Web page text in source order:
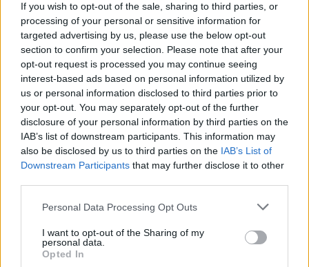
If you wish to opt-out of the sale, sharing to third parties, or
processing of your personal or sensitive information for
targeted advertising by us, please use the below opt-out
section to confirm your selection. Please note that after your
opt-out request is processed you may continue seeing
interest-based ads based on personal information utilized by
us or personal information disclosed to third parties prior to
your opt-out. You may separately opt-out of the further
disclosure of your personal information by third parties on the
IAB’s list of downstream participants. This information may
also be disclosed by us to third parties on the IAB’s List of
Downstream Participants that may further disclose it to other
Personal Data Processing Opt Outs
I want to opt-out of the Sharing of my
personal data.
Opted In
Sadepäivien määärä heinakuussa
aikaisempina vuosina
0 kpl